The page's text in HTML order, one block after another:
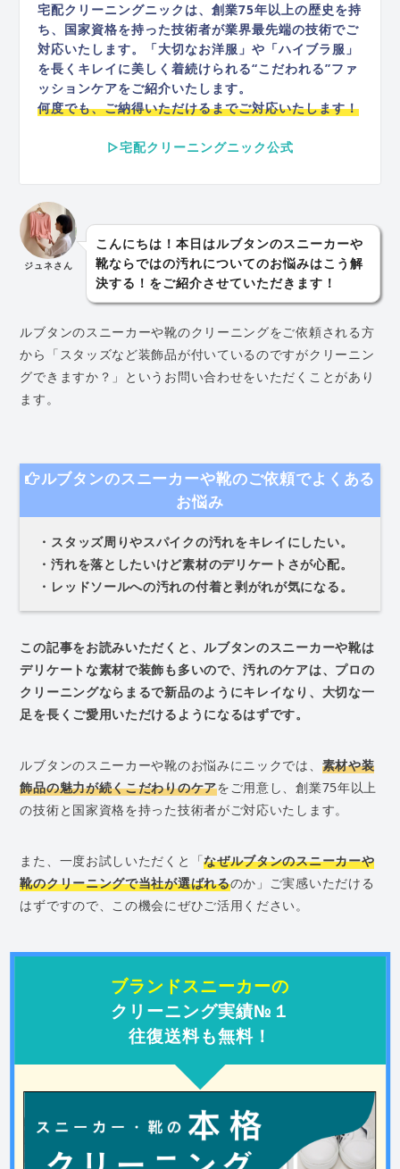
宅配クリーニングニックは、創業75年以上の歴史を持
ち、国家資格を持った技術者が業界最先端の技術でご
対応いたします。「大切なお洋服」や「ハイブラ服」
を長くキレイに美しく着続けられる“こだわれる”ファ
ッションケアをご紹介いたします。
何度でも、ご納得いただけるまでご対応いたします！
▷宅配クリーニングニック公式
ジュネさん
こんにちは！本日はルブタンのスニーカーや
靴ならではの汚れについてのお悩みはこう解
決する！をご紹介させていただきます！
ルブタンのスニーカーや靴のクリーニングをご依頼される方
から「スタッズなど装飾品が付いているのですがクリーニン
グできますか？」というお問い合わせをいただくことがあり
ます。
ルブタンのスニーカーや靴のご依頼でよくある
お悩み
・スタッズ周りやスパイクの汚れをキレイにしたい。
・汚れを落としたいけど素材のデリケートさが心配。
・レッドソールへの汚れの付着と剥がれが気になる。
この記事をお読みいただくと、ルブタンのスニーカーや靴は
デリケートな素材で装飾も多いので、汚れのケアは、プロの
クリーニングならまるで新品のようにキレイなり、大切な一
足を長くご愛用いただけるようになるはずです。
ルブタンのスニーカーや靴のお悩みにニックでは、 素材や装
飾品の魅力が続くこだわりのケアをご用意し、創業75年以上
の技術と国家資格を持った技術者がご対応いたします。
また、一度お試しいただくと「なぜルブタンのスニーカーや
靴のクリーニングで当社が選ばれるのか」ご実感いただける
はずですので、この機会にぜひご活用ください。
ブランドスニーカーの
クリーニング実績№１
往復送料も無料！